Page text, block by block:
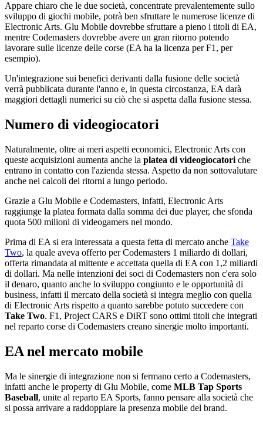
Appare chiaro che le due società, concentrate prevalentemente sullo
sviluppo di giochi mobile, potrà ben sfruttare le numerose licenze di
Electronic Arts. Glu Mobile dovrebbe sfruttare a pieno i titoli di EA,
mentre Codemasters dovrebbe avere un gran ritorno potendo
lavorare sulle licenze delle corse (EA ha la licenza per F1, per
esempio).
Un'integrazione sui benefici derivanti dalla fusione delle società
verrà pubblicata durante l'anno e, in questa circostanza, EA darà
maggiori dettagli numerici su ciò che si aspetta dalla fusione stessa.
Numero di videogiocatori
Naturalmente, oltre ai meri aspetti economici, Electronic Arts con
queste acquisizioni aumenta anche la platea di videogiocatori che
entrano in contatto con l'azienda stessa. Aspetto da non sottovalutare
anche nei calcoli dei ritorni a lungo periodo.
Grazie a Glu Mobile e Codemasters, infatti, Electronic Arts
raggiunge la platea formata dalla somma dei due player, che sfonda
quota 500 milioni di videogamers nel mondo.
Prima di EA si era interessata a questa fetta di mercato anche Take
Two, la quale aveva offerto per Codemasters 1 miliardo di dollari,
offerta rimandata al mittente e accettata quella di EA con 1,2 miliardi
di dollari. Ma nelle intenzioni dei soci di Codemasters non c'era solo
il denaro, quanto anche lo sviluppo congiunto e le opportunità di
business, infatti il mercato della società si integra meglio con quella
di Electronic Arts rispetto a quanto sarebbe potuto succedere con
Take Two. F1, Project CARS e DiRT sono ottimi titoli che integrati
nel reparto corse di Codemasters creano sinergie molto importanti.
EA nel mercato mobile
Ma le sinergie di integrazione non si fermano certo a Codemasters,
infatti anche le property di Glu Mobile, come MLB Tap Sports
Baseball, unite al reparto EA Sports, fanno pensare alla società che
si possa arrivare a raddoppiare la presenza mobile del brand.